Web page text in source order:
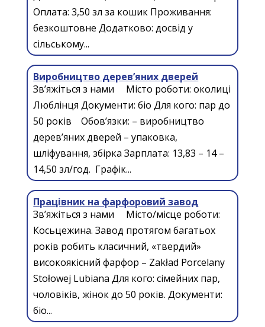
Оплата: 3,50 зл за кошик Проживання:
безкоштовне Додатково: досвід у
сільському...
Виробництво дерев’яних дверей
Зв’яжіться з нами Місто роботи: околиці
Люблінця Документи: біо Для кого: пар до
50 років Обов’язки: – виробництво
дерев’яних дверей – упаковка,
шліфування, збірка Зарплата: 13,83 – 14 –
14,50 зл/год. Графік...
Працівник на фарфоровий завод
Зв’яжіться з нами Місто/місце роботи:
Косьцежина. Завод протягом багатьох
років робить класичний, «твердий»
високоякісний фарфор – Zakład Porcelany
Stołowej Lubiana Для кого: сімейних пар,
чоловіків, жінок до 50 років. Документи:
біо...